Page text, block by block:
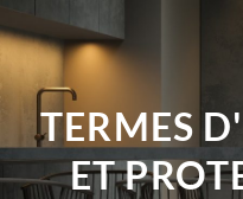
TERMES
ET